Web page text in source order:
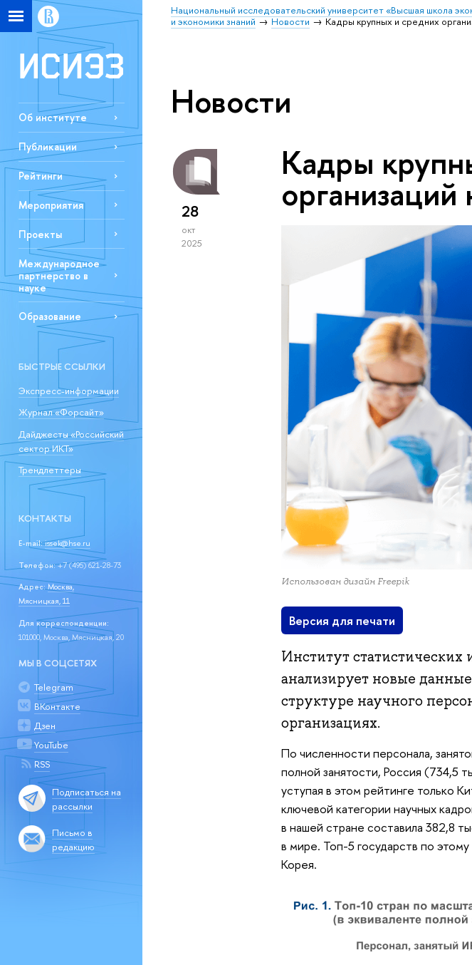
Национальный исследовательский университет «Высшая школа
и экономики знаний
Новости Кадры крупных и средних
Об институте
Публикации
Рейтинги
Мероприятия
Проекты
Международное
партнерство в
науке
Образование
БЫСТРЫЕ ССЫЛКИ
Экспресс-информации
Журнал «Форсайт»
Дайджесты «Российский
сектор ИКТ»
Трендлеттеры
КОНТАКТЫ
E-mail:issek@hse.ru
Телефон:+7 (495) 621-28-73
Адрес: Москва,
Мясницкая, 11
Для корреспонденции:
101000, Москва, Мясницкая, 20
МЫ В СОЦСЕТЯХ
Telegram
ВКонтакте
Дзен
YouTube
RSS
Подписаться на
рассылки
Письмо в
редакцию
Новости
28
окт
2025
Кадры
организаций
Использован дизайн Freepik
Версия для печати
Институт
анализирует новые
структуре научного
организациях.
По численности персонала,
полной занятости, Россия (734,5
уступая в этом рейтинге только
ключевой категории научных
в нашей стране составила 382,8
в мире. Топ-5 государств по
Корея.